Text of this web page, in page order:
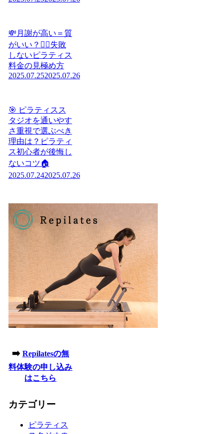
💸月謝が高い＝質
がいい？🧘‍♀️失敗
しないピラティス
料金の見極め方
2025.07.252025.07.26
🎯 ピラティスス
タジオを通いやす
さ重視で選ぶべき
理由は？ピラティ
ス初心者が後悔し
ないコツ🏠
2025.07.242025.07.26
➡️ Repilatesの無
料体験の申し込み
はこちら
カテゴリー
ピラティス